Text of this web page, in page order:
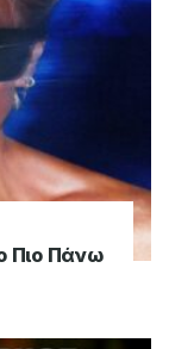
Πιο Πάνω